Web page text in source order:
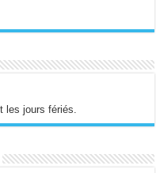
les jours fériés.